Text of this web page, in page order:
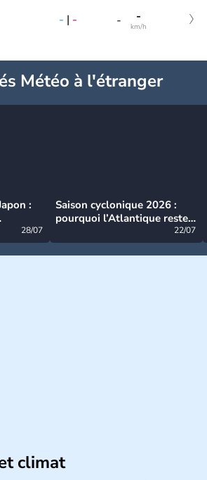
- | - - -
km/h
Météo à l'étranger
:
28/07
Saison cyclonique 2026 :
pourquoi l’Atlantique reste
22/07
climat